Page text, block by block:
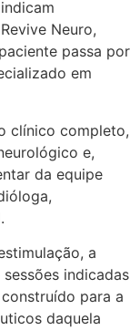
Neuro,
passa por
em
clínico completo,
e,
da equipe
a
indicadas
para a
daquela